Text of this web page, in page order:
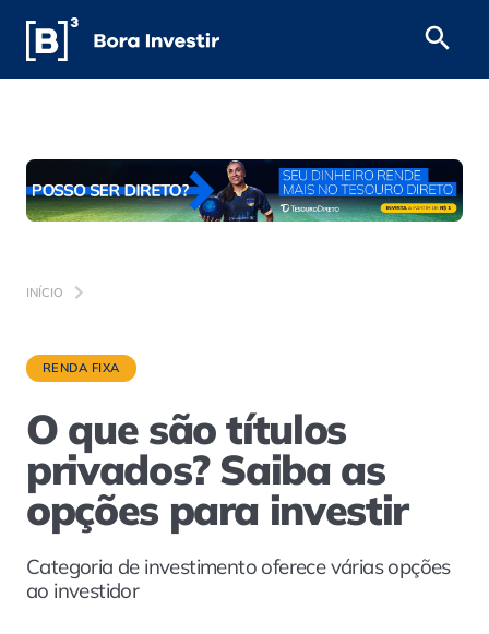
INÍCIO
RENDA FIXA
O que são títulos
privados? Saiba as
opções para investir
Categoria de investimento oferece várias opções
ao investidor